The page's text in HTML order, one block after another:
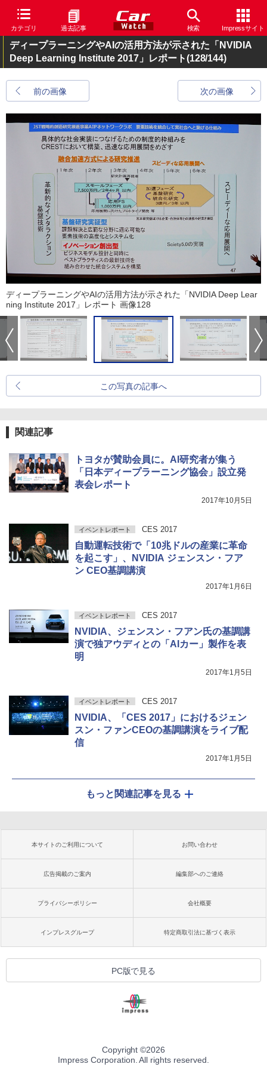
カテゴリ 過去記事 検索 Impressサイト
ディープラーニングやAIの活用方法が示された「NVIDIA
Deep Learning Institute 2017」レポート(128/144)
前の画像 次の画像
ディープラーニングやAIの活用方法が示された「NVIDIA Deep Lear
ning Institute 2017」レポート 画像128
この写真の記事へ
関連記事
トヨタが賛助会員に。AI研究者が集う
「日本ディープラーニング協会」設立発
表会レポート
2017年10月5日
イベントレポート CES 2017
自動運転技術で「10兆ドルの産業に革命
を起こす」、NVIDIA ジェンスン・フア
ン CEO基調講演
2017年1月6日
イベントレポート CES 2017
NVIDIA、ジェンスン・フアン氏の基調講
演で独アウディとの「AIカー」製作を表
明
2017年1月5日
イベントレポート CES 2017
NVIDIA、「CES 2017」におけるジェン
スン・ファンCEOの基調講演をライブ配
信
2017年1月5日
もっと関連記事を見る
本サイトのご利用について お問い合わせ
広告掲載のご案内 編集部へのご連絡
プライバシーポリシー 会社概要
インプレスグループ 特定商取引法に基づく表示
PC版で見る
Copyright ©2026
Impress Corporation. All rights reserved.